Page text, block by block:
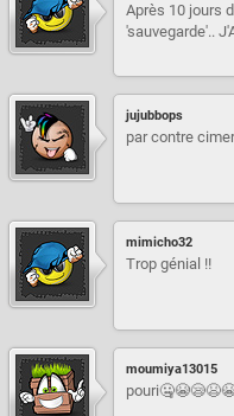
Après 10 jours
'sauvegarde'..
jujubbops
par contre
mimicho32
Trop génial !!
moumiya13015